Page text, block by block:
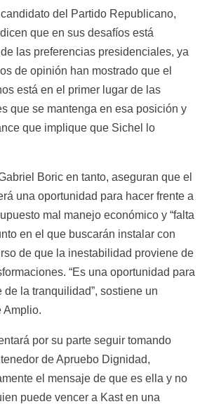
del Partido Republicano,
que en sus desafíos está
las preferencias presidenciales, ya
de opinión han mostrado que el
está en el primer lugar de las
que se mantenga en esa posición y
que implique que Sichel lo
Boric en tanto, aseguran que el
una oportunidad para hacer frente a
mal manejo económico y “falta
en el que buscarán instalar con
de que la inestabilidad proviene de
“Es una oportunidad para
la tranquilidad”, sostiene un
Amplio.
por su parte seguir tomando
de Apruebo Dignidad,
el mensaje de que es ella y no
puede vencer a Kast en una